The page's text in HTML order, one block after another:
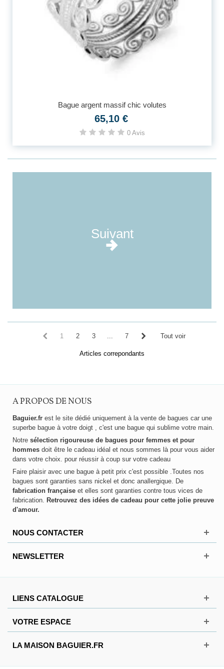
Bague argent massif chic volutes
65,10 €
0 Avis
Suivant
1 2 3 ... 7 Tout voir
Articles correpondants
A PROPOS DE NOUS
Baguier.fr est le site dédié uniquement à la vente de bagues car une
superbe bague à votre doigt , c'est une bague qui sublime votre main.
Notre sélection rigoureuse de bagues pour femmes et pour
hommes doit être le cadeau idéal et nous sommes là pour vous aider
dans votre choix. pour réussir à coup sur votre cadeau
Faire plaisir avec une bague à petit prix c'est possible .Toutes nos
bagues sont garanties sans nickel et donc anallergique. De
fabrication française et elles sont garanties contre tous vices de
fabrication. Retrouvez des idées de cadeau pour cette jolie preuve
d'amour.
NOUS CONTACTER
NEWSLETTER
LIENS CATALOGUE
VOTRE ESPACE
LA MAISON BAGUIER.FR